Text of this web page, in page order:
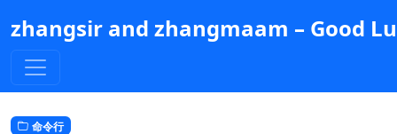
到
主
内
容
zhangsir and zhangmaam – Good
命令行